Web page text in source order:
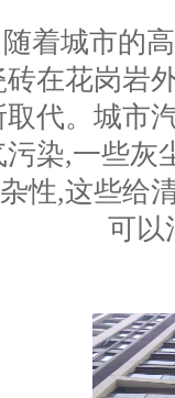
城市的高
砖在花岗岩
取代。城市
污染,一些灰
性,这些给
可以